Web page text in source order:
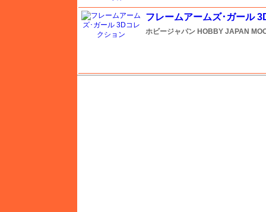
フレームアームズ･ガール
ホビージャパン HOBBY JAPAN
FTF